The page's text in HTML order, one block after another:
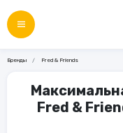
Бренды Fred & Friends
Fred &